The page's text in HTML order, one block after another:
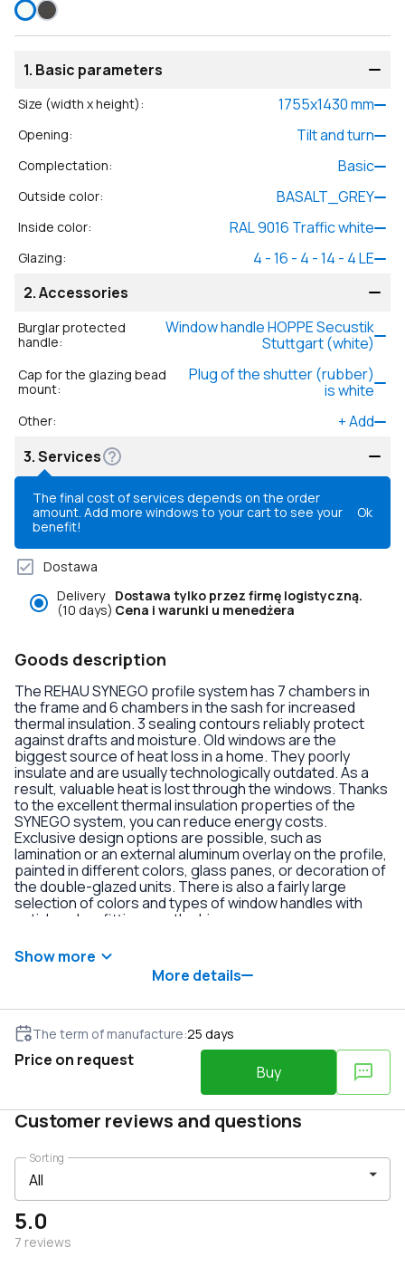
1. Basic parameters
Size (width x height): 1755x1430mm
Opening: Tilt and turn
Complectation: Basic
Outside color: BASALT_GREY
Inside color: RAL 9016 Traffic white
Glazing:
4 - 16 - 4 - 14 - 4 LE
2.Accessories
Burglar protected
handle:
Window handle HOPPE Secustik
Stuttgart (white)
Cap for the glazing bead
mount:
Plug of the shutter (rubber)
is white
Other: +Add
3.Services
The final cost of services depends on the order
amount. Add more windows to your cart to see your
benefit!
Ok
Dostawa
Delivery
(10 days)
Dostawa tylko przez firmę logistyczną.
Cena i warunki u menedżera
Goods description
The REHAU SYNEGO profile system has 7 chambers in
the frame and 6 chambers in the sash for increased
thermal insulation. 3 sealing contours reliably protect
against drafts and moisture. Old windows are the
biggest source of heat loss in a home. They poorly
insulate and are usually technologically outdated. As a
result, valuable heat is lost through the windows. Thanks
to the excellent thermal insulation properties of the
SYNEGO system, you can reduce energy costs.
Exclusive design options are possible, such as
lamination or an external aluminum overlay on the profile,
painted in different colors, glass panes, or decoration of
the double-glazed units. There is also a fairly large
selection of colors and types of window handles with
anti-burglary fittings on the hinges.
Show more
More details
The term of manufacture:25 days
Price on request
Buy
Customer reviews and questions
5.0
7 reviews
Sorting